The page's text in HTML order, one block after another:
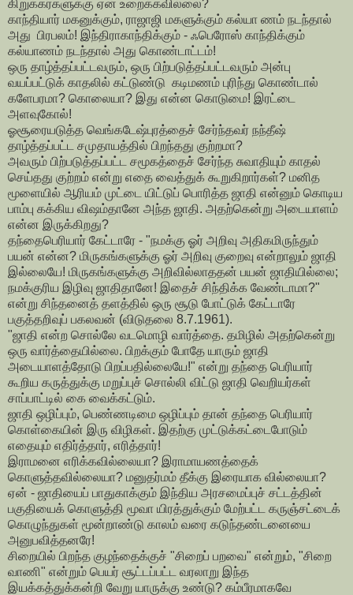
கிறுக்கர்களுக்கு ஏன் உறைக்கவில்லை?
காந்தியார் மகனுக்கும், ராஜாஜி மகளுக்கும் கல்யா ணம் நடந்தால்
அது பிரபலம்! இந்திராகாந்திக்கும் - ஃபெரோஸ் காந்திக்கும்
கல்யாணம் நடந்தால் அது கொண்டாட்டம்!
ஒரு தாழ்த்தப்பட்டவரும், ஒரு பிற்படுத்தப்பட்டவரும் அன்பு
வயப்பட்டுக் காதலில் கட்டுண்டு கடிமணம் புரிந்து கொண்டால்
களேபரமா? கொலையா? இது என்ன கொடுமை! இரட்டை
அளவுகோல்!
ஓசூரையடுத்த வெங்கடேஷ்புரத்தைச் சேர்ந்தவர் நந்தீஷ்
தாழ்த்தப்பட்ட சமுதாயத்தில் பிறந்தது குற்றமா?
அவரும் பிற்படுத்தப்பட்ட சமூகத்தைச் சேர்ந்த சுவாதியும் காதல்
செய்தது குற்றம் என்று எதை வைத்துக் கூறுகிறார்கள்? மனித
மூளையில் ஆரியம் முட்டை யிட்டுப் பொரித்த ஜாதி என்னும் கொடிய
பாம்பு கக்கிய விஷம்தானே அந்த ஜாதி. அதற்கென்று அடையாளம்
என்ன இருக்கிறது?
தந்தைபெரியார் கேட்டாரே - "நமக்கு ஓர் அறிவு அதிகமிருந்தும்
பயன் என்ன? மிருகங்களுக்கு ஓர் அறிவு குறைவு என்றாலும் ஜாதி
இல்லையே! மிருகங்களுக்கு அறிவில்லாததன் பயன் ஜாதியில்லை;
நமக்குரிய இழிவு ஜாதிதானே! இதைச் சிந்திக்க வேண்டாமா?"
என்று சிந்தனைத் தளத்தில் ஒரு சூடு போட்டுக் கேட்டாரே
பகுத்தறிவுப் பகலவன் (விடுதலை 8.7.1961).
"ஜாதி என்ற சொல்லே வடமொழி வார்த்தை. தமிழில் அதற்கென்று
ஒரு வார்த்தையில்லை. பிறக்கும் போதே யாரும் ஜாதி
அடையாளத்தோடு பிறப்பதில்லையே!" என்று தந்தை பெரியார்
கூறிய கருத்துக்கு மறுப்புச் சொல்லி விட்டு ஜாதி வெறியர்கள்
சாப்பாட்டில் கை வைக்கட்டும்.
ஜாதி ஒழிப்பும், பெண்ணடிமை ஒழிப்பும் தான் தந்தை பெரியார்
கொள்கையின் இரு விழிகள். இதற்கு முட்டுக்கட்டைபோடும்
எதையும் எதிர்த்தார், எரித்தார்!
இராமனை எரிக்கவில்லையா? இராமாயணத்தைக்
கொளுத்தவில்லையா? மனுதர்மம் தீக்கு இரையாக வில்லையா?
ஏன் - ஜாதியைப் பாதுகாக்கும் இந்திய அரசமைப்புச் சட்டத்தின்
பகுதியைக் கொளுத்தி மூவா யிரத்துக்கும் மேற்பட்ட கருஞ்சட்டைக்
கொழுந்துகள் மூன்றாண்டு காலம் வரை கடுந்தண்டனையை
அனுபவித்தனரே!
சிறையில் பிறந்த குழந்தைக்குச் "சிறைப் பறவை" என்றும், "சிறை
வாணி" என்றும் பெயர் சூட்டப்பட்ட வரலாறு இந்த
இயக்கத்துக்கன்றி வேறு யாருக்கு உண்டு? கம்பீரமாகவே